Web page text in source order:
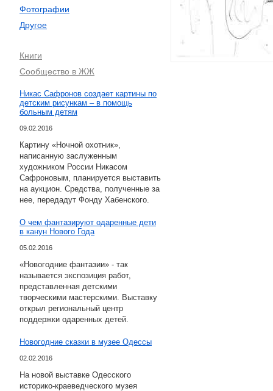
Фотографии
Другое
Книги
Сообщество в ЖЖ
Никас Сафронов создает картины по
детским рисункам – в помощь
больным детям
09.02.2016
Картину «Ночной охотник»,
написанную заслуженным
художником России Никасом
Сафроновым, планируется выставить
на аукцион. Средства, полученные за
нее, передадут Фонду Хабенского.
О чем фантазируют одаренные дети
в канун Нового Года
05.02.2016
«Новогодние фантазии» - так
называется экспозиция работ,
представленная детскими
творческими мастерскими. Выставку
открыл региональный центр
поддержки одаренных детей.
Новогодние сказки в музее Одессы
02.02.2016
На новой выставке Одесского
историко-краеведческого музея